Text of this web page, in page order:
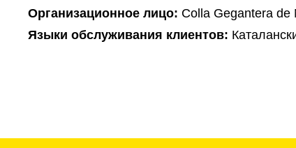
Организационное лицо: Colla Gegantera de
Языки обслуживания клиентов: